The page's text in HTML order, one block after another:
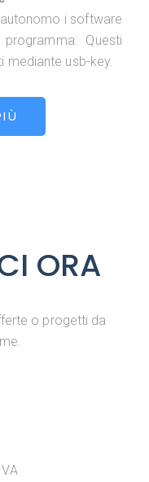
i software
Questi
usb-key.
ORA
o progetti da